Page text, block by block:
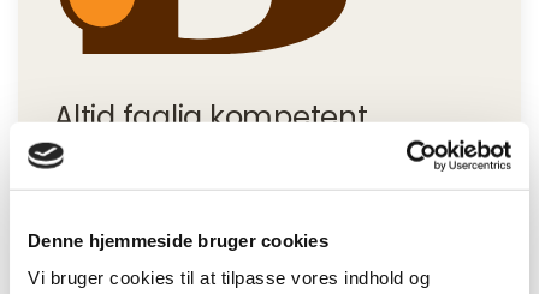
Denne hjemmeside bruger cookies
Vi bruger cookies til at tilpasse vores indhold og
Altid faglig kompetent
Mere end 135 medarbejdere hos BeneFiT
Vi holder os løbende opdateret på den
nyeste viden indenfor sundhed, fysioterapi,